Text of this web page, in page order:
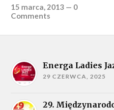
15 marca, 2013 — 0
Comments
Energa Ladies
29 CZERWCA, 2025
29.